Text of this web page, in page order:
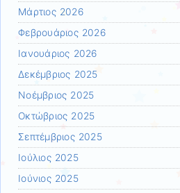
Μάρτιος 2026
Φεβρουάριος 2026
Ιανουάριος 2026
Δεκέμβριος 2025
Νοέμβριος 2025
Οκτώβριος 2025
Σεπτέμβριος 2025
Ιούλιος 2025
Ιούνιος 2025